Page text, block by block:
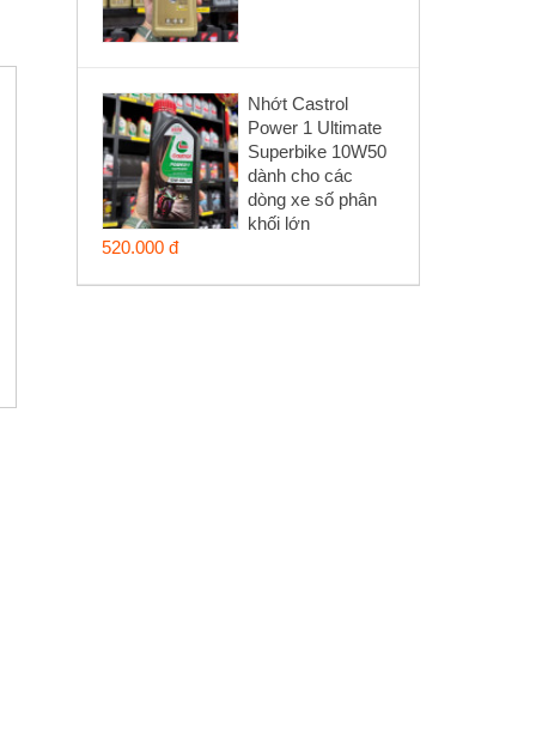
Nhớt Castrol
Power 1 Ultimate
Superbike 10W50
dành cho các
dòng xe số phân
khối lớn
520.000 đ